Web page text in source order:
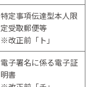
特定事項伝達型本人限
定受取郵便等
※改正前「ト」
電子署名に係る電子証
明書